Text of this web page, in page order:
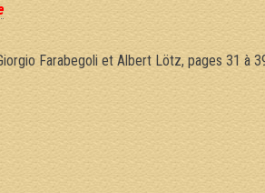
Farabegoli et Albert Lötz, pages 31 à